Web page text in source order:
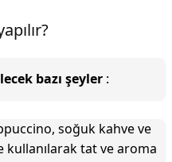
bazı şeyler :
soğuk kahve ve
tat ve aroma